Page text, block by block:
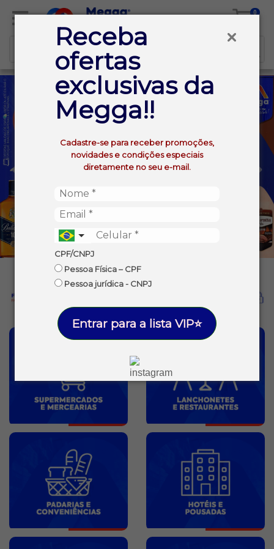
Receba
ofertas
exclusivas da
Megga!!
Cadastre-se para receber promoções,
novidades e condições especiais
diretamente no seu e-mail.
CPF/CNPJ
Pessoa Física – CPF
Pessoa jurídica - CNPJ
Entrar para a lista VIP⭐
0